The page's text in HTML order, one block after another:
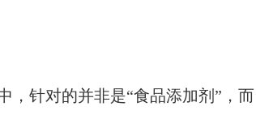
针对的并非是“食品添加剂”，而